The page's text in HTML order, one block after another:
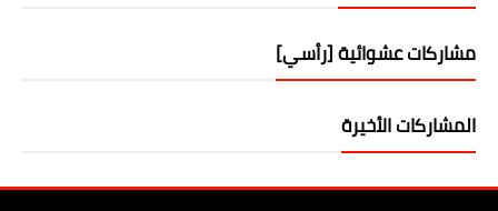
مشاركات عشوائية [رأسي]
المشاركات الأخيرة